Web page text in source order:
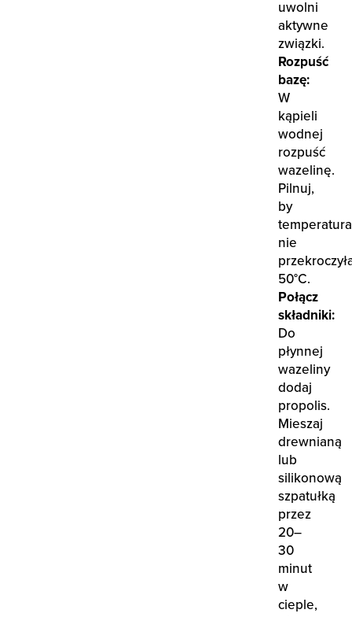
uwolni
aktywne
związki.
Rozpuść
bazę:
W
kąpieli
wodnej
rozpuść
wazelinę.
Pilnuj,
by
temperatura
nie
50°C.
Połącz
składniki:
Do
płynnej
wazeliny
dodaj
propolis.
Mieszaj
drewnianą
lub
silikonową
szpatułką
przez
20–
30
minut
w
cieple,